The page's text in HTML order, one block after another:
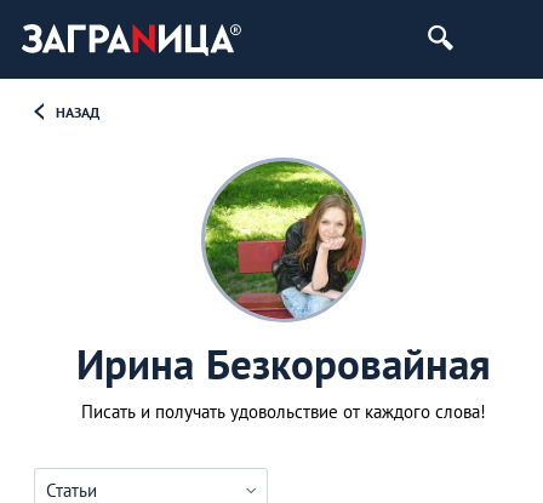
НАЗАД
Ирина Безкоровайная
Писать и получать удовольствие от каждого слова!
Статьи